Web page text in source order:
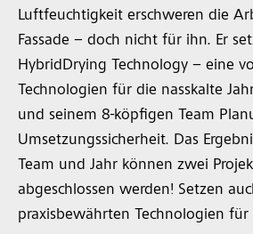
Luftfeuchtigkeit erschweren die
Fassade – doch nicht für ihn. Er
HybridDrying Technology – eine
Technologien für die nasskalte
und seinem 8-köpfigen Team
Umsetzungssicherheit. Das
Team und Jahr können zwei
abgeschlossen werden! Setzen
praxisbewährten Technologien für